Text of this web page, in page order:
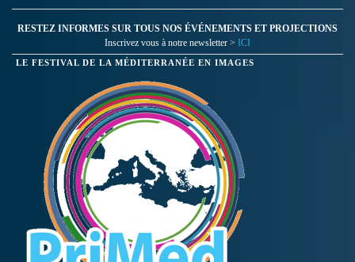
RESTEZ INFORMES SUR TOUS NOS ÉVÉNEMENTS ET PROJECTIONS
Inscrivez vous à notre newsletter > ICI
LE FESTIVAL DE LA MÉDITERRANÉE EN IMAGES